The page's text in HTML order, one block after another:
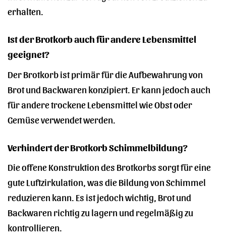
erhalten.
Ist der Brotkorb auch für andere Lebensmittel
geeignet?
Der Brotkorb ist primär für die Aufbewahrung von
Brot und Backwaren konzipiert. Er kann jedoch auch
für andere trockene Lebensmittel wie Obst oder
Gemüse verwendet werden.
Verhindert der Brotkorb Schimmelbildung?
Die offene Konstruktion des Brotkorbs sorgt für eine
gute Luftzirkulation, was die Bildung von Schimmel
reduzieren kann. Es ist jedoch wichtig, Brot und
Backwaren richtig zu lagern und regelmäßig zu
kontrollieren.